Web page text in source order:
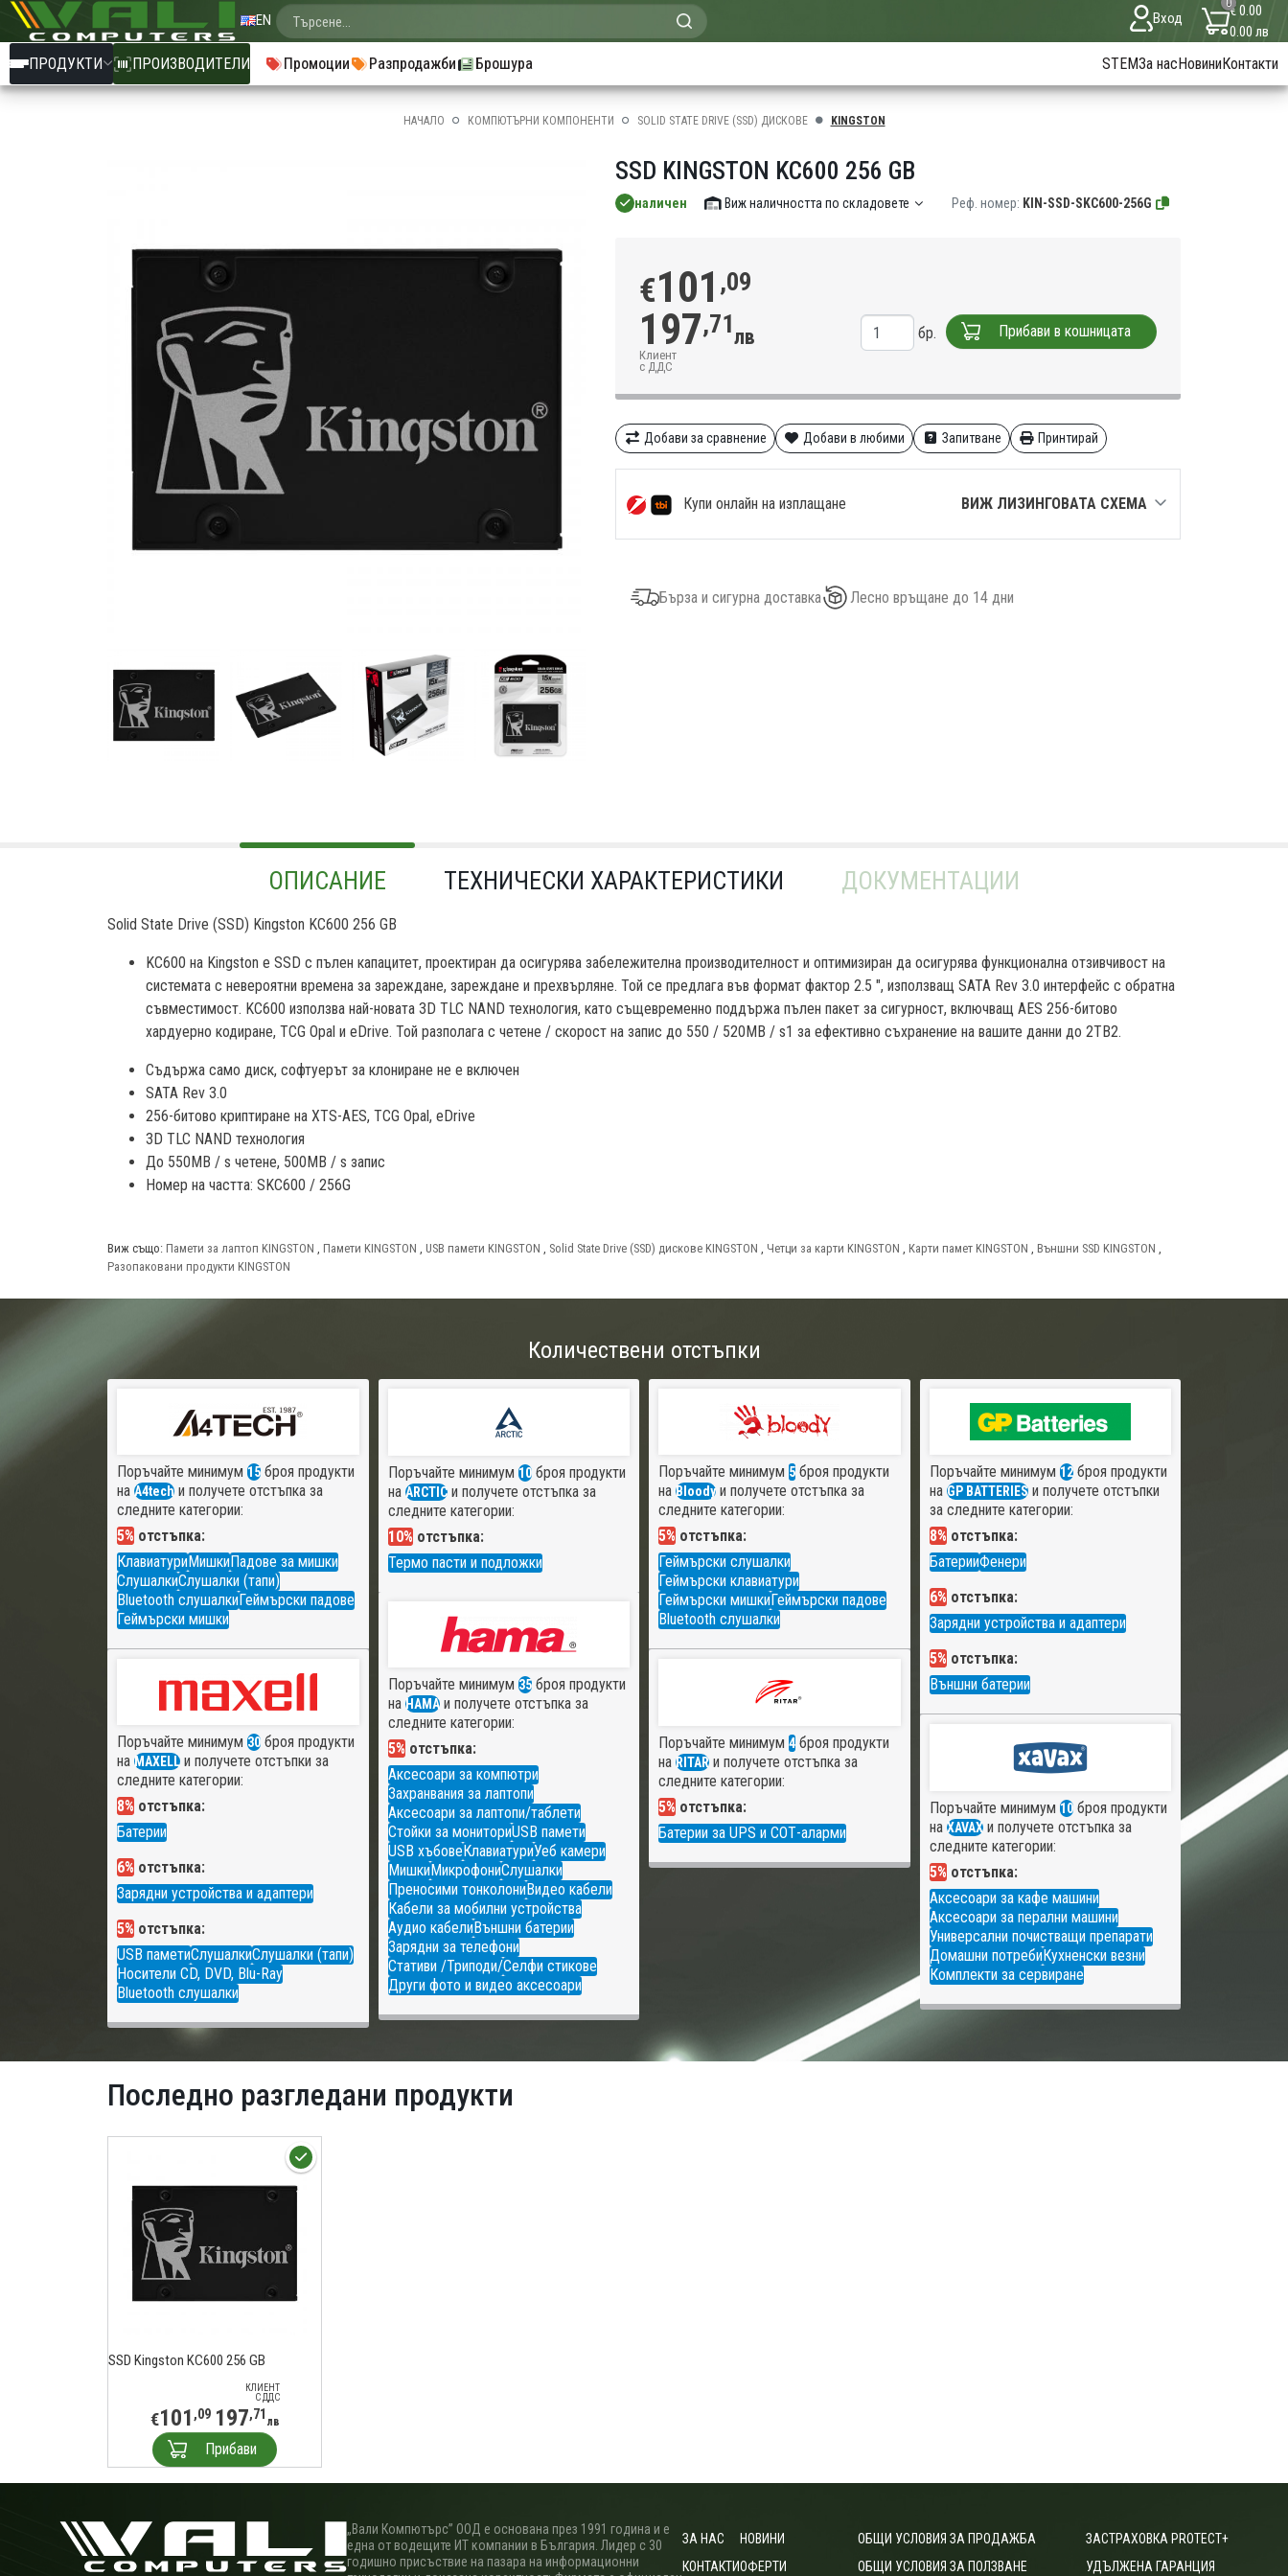
EN Вход
0€ 0.00
0.00 лв
ПРОДУКТИ ПРОИЗВОДИТЕЛИ Промоции Разпродажби Брошура STEMЗа насНовиниКонтакти
НАЧАЛО КОМПЮТЪРНИ КОМПОНЕНТИ SOLID STATE DRIVE (SSD) ДИСКОВЕ KINGSTON
SSD KINGSTON KC600 256 GB
наличен Виж наличността по складовете Реф. номер: KIN-SSD-SKC600-256G
€101 ,09
197,71лв
Клиент
с ДДС
бр. Прибави в кошницата
Добави за сравнение Добави в любими Запитване Принтирай
Купи онлайн на изплащане ВИЖ ЛИЗИНГОВАТА СХЕМА
Бърза и сигурна доставка Лесно връщане до 14 дни
ОПИСАНИЕ ТЕХНИЧЕСКИ ХАРАКТЕРИСТИКИ ДОКУМЕНТАЦИИ
Solid State Drive (SSD) Kingston KC600 256 GB
KC600 на Kingston е SSD с пълен капацитет, проектиран да осигурява забележителна производителност и оптимизиран да осигурява функционална отзивчивост на
системата с невероятни времена за зареждане, зареждане и прехвърляне. Той се предлага във формат фактор 2.5 ", използващ SATA Rev 3.0 интерфейс с обратна
съвместимост. KC600 използва най-новата 3D TLC NAND технология, като същевременно поддържа пълен пакет за сигурност, включващ AES 256-битово
хардуерно кодиране, TCG Opal и eDrive. Той разполага с четене / скорост на запис до 550 / 520MB / s1 за ефективно съхранение на вашите данни до 2TB2.
Съдържа само диск, софтуерът за клониране не е включен
SATA Rev 3.0
256-битово криптиране на XTS-AES, TCG Opal, eDrive
3D TLC NAND технология
До 550MB / s четене, 500MB / s запис
Номер на частта: SKC600 / 256G
Виж също: Памети за лаптоп KINGSTON Памети KINGSTON USB памети KINGSTON Solid State Drive (SSD) дискове KINGSTON Четци за карти KINGSTON Карти памет KINGSTON Външни SSD KINGSTON
Разопаковани продукти KINGSTON
Количествени отстъпки
Поръчайте минимум 15 броя продукти
на A4tech и получете отстъпка за
следните категории:
5% отстъпка:
КлавиатуриМишкиПадове за мишки
СлушалкиСлушалки (тапи)
Bluetooth слушалкиГеймърски падове
Геймърски мишки
Поръчайте минимум 10броя продукти
на ARCTICи получете отстъпка за
следните категории:
10% отстъпка:
Термо пасти и подложки
Поръчайте минимум 5 броя продукти
на Bloody и получете отстъпка за
следните категории:
5% отстъпка:
Геймърски слушалки
Геймърски клавиатури
Геймърски мишкиГеймърски падове
Bluetooth слушалки
Поръчайте минимум 12броя продукти
на GP BATTERIESи получете отстъпки
за следните категории:
8% отстъпка:
БатерииФенери
6% отстъпка:
Зарядни устройства и адаптери
5% отстъпка:
Външни батерии
Поръчайте минимум 35броя продукти
на HAMAи получете отстъпка за
следните категории:
5% отстъпка:
Аксесоари за компютри
Захранвания за лаптопи
Аксесоари за лаптопи/таблети
Стойки за мониториUSB памети
USB хъбовеКлавиатуриУеб камери
МишкиМикрофониСлушалки
Преносими тонколониВидео кабели
Кабели за мобилни устройства
Аудио кабелиВъншни батерии
Зарядни за телефони
Стативи /Триподи/Селфи стикове
Други фото и видео аксесоари
Поръчайте минимум 30 броя продукти
на MAXELL и получете отстъпки за
следните категории:
8% отстъпка:
Батерии
6% отстъпка:
Зарядни устройства и адаптери
5% отстъпка:
USB паметиСлушалкиСлушалки (тапи)
Носители CD, DVD, Blu-Ray
Bluetooth слушалки
Поръчайте минимум 4 броя продукти
на RITAR и получете отстъпка за
следните категории:
5% отстъпка:
Батерии за UPS и СОТ-аларми
Поръчайте минимум 10броя продукти
на XAVAXи получете отстъпка за
следните категории:
5% отстъпка:
Аксесоари за кафе машини
Аксесоари за перални машини
Универсални почистващи препарати
Домашни потребиКухненски везни
Комплекти за сервиране
Последно разгледани продукти
SSD Kingston KC600 256 GB
КЛИЕНТ
С ДДС
€101 ,09 197,71 лв
Прибави
„Вали Компютърс” ООД е основана през 1991 година и е
една от водещите ИТ компании в България. Лидер с 30
годишно присъствие на пазара на информационни
ЗА НАС
КОНТАКТИ
НОВИНИ
ОФЕРТИ
ОБЩИ УСЛОВИЯ ЗА ПРОДАЖБА
ОБЩИ УСЛОВИЯ ЗА ПОЛЗВАНЕ
ЗАСТРАХОВКА PROTECT+
УДЪЛЖЕНА ГАРАНЦИЯ